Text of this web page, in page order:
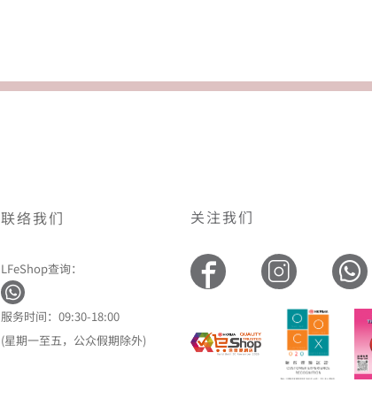
联络我们
LFeShop查询：
服务时间：09:30-18:00
(星期一至五，公众假期除外)
关注我们